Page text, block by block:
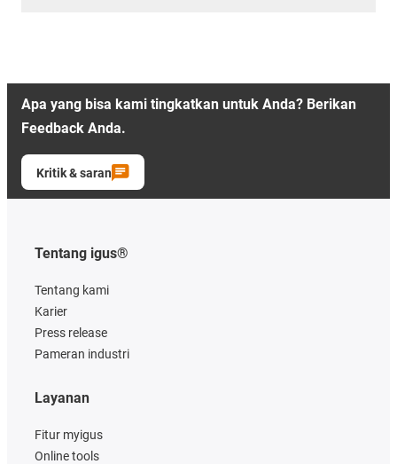
Apa yang bisa kami tingkatkan untuk Anda? Berikan
Feedback Anda.
Kritik & saran
Tentang igus®
Tentang kami
Karier
Press release
Pameran industri
Layanan
Fitur myigus
Online tools